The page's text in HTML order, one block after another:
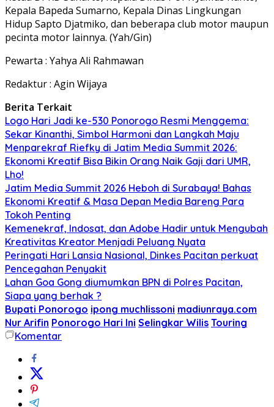
Kepala Bapeda Sumarno, Kepala Dinas Lingkungan
Hidup Sapto Djatmiko, dan beberapa club motor maupun
pecinta motor lainnya. (Yah/Gin)
Pewarta : Yahya Ali Rahmawan
Redaktur : Agin Wijaya
Berita Terkait
Logo Hari Jadi ke-530 Ponorogo Resmi Menggema:
Sekar Kinanthi, Simbol Harmoni dan Langkah Maju
Menparekraf Riefky di Jatim Media Summit 2026:
Ekonomi Kreatif Bisa Bikin Orang Naik Gaji dari UMR,
Lho!
Jatim Media Summit 2026 Heboh di Surabaya! Bahas
Ekonomi Kreatif & Masa Depan Media Bareng Para
Tokoh Penting
Kemenekraf, Indosat, dan Adobe Hadir untuk Mengubah
Kreativitas Kreator Menjadi Peluang Nyata
Peringati Hari Lansia Nasional, Dinkes Pacitan perkuat
Pencegahan Penyakit
Lahan Goa Gong diumumkan BPN di Polres Pacitan,
Siapa yang berhak ?
Bupati Ponorogo ipong muchlissoni madiunraya.com
Nur Arifin Ponorogo Hari Ini Selingkar Wilis Touring
Komentar